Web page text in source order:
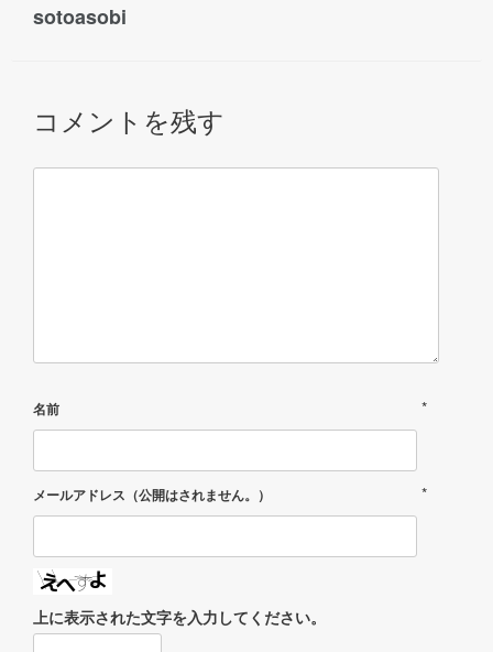
sotoasobi
コメントを残す
名前 *
メールアドレス（公開はされません。） *
上に表示された文字を入力してください。